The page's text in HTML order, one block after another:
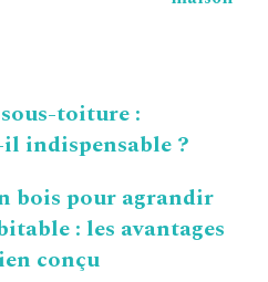
toiture :
indispensable ?
bois pour agrandir
: les avantages
conçu